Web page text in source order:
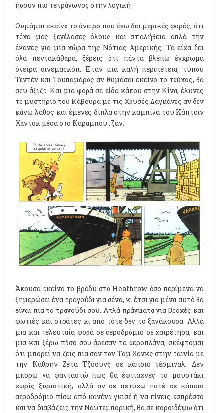
ήσουν πιο τετράγωνος στην λογική.
Θυμάμαι εκείνο το όνειρο που έχω δει μερικές φορές, ότι
τάχα μας ξεγέλασες όλους και στ’αλήθεια απλά την
έκανες για μια χώρα της Νότιας Αμερικής. Τα είχα δει
όλα πεντακάθαρα, ξέρεις ότι πάντα βλέπω έγχρωμα
όνειρα σινεμασκόπ. Ήταν μια καλή περιπέτεια, τύπου
Τεντέν και Τουπαμάρος αν θυμάσαι εκείνο το τεύχος, θα
σου άξιζε. Και μια φορά σε είδα κάπου στην Κίνα, έλυνες
το μυστήριο του Κάβουρα με τις Χρυσές Δαγκάνες αν δεν
κάνω λάθος και έμενες δίπλα στην καμπίνα του Κάπταιν
Χάντοκ μέσα στο Καραμπουτζάν.
Άκουσα εκείνο το βράδυ στο Heathrow όσο περίμενα να
ξημερώσει ένα τραγούδι για σένα, κι έτσι για μένα αυτό θα
είναι πια το τραγούδι σου. Απλά πράγματα για βροχές και
φωτιές και στράτες κι από τότε δεν το ξανάκουσα. Αλλά
μια και τελευταία φορά σε αεροδρόμιο σε χαιρέτησα, και
μια και ξέρω πόσο σου άρεσαν τα αεροπλάνα, σκέφτομαι
ότι μπορεί να ζεις πια σαν τον Τομ Χανκς στην ταινία με
την Κάθρην Ζέτα Τζόουνς σε κάποιο τέρμιναλ. Δεν
μπορώ να φανταστώ πώς θα έφτιαχνες το μουστάκι
χωρίς ξυριστική, αλλά αν σε πετύχω ποτέ σε κάποιο
αεροδρόμιο πίσω από κανένα γκισέ ή να πίνεις εσπρέσσο
και να διαβάζεις την Ναυτεμπορική, θα σε κοροιδέψω ότι